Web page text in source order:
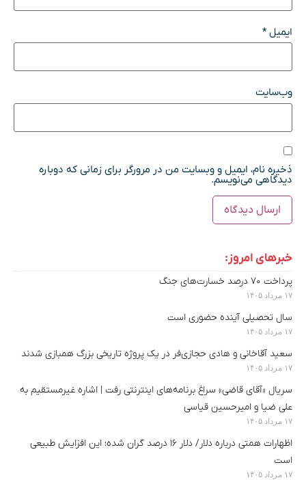
ایمیل*
وب‌سایت
ذخیره نام، ایمیل و وبسایت من در مرورگر برای زمانی که دوباره
دیدگاهی می‌نویسم.
خبرهای امروز:
پرداخت ۷۰ درصد خسارت‌های جنگ
۱۷ مرداد ۱۴۰۵
سال تحصیلی آینده حضوری است
۱۷ مرداد ۱۴۰۵
سعید آقاخانی و هادی حجازی‌فر در یک پروژه تاریخی بزرگ همبازی شدند
۱۷ مرداد ۱۴۰۵
سریال «آقای قاضی» سراغ برنامه‌های اینترنتی رفت | اشاره غیرمستقیم به
علی ضیا و امیرحسین قیاسی
۱۷ مرداد ۱۴۰۵
اظهارات همتی درباره دلار/ دلار ۱۶ درصد گران شده؛ این افزایش طبیعی
است
۱۷ مرداد ۱۴۰۵